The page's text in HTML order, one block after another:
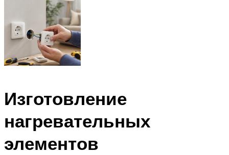
Изготовление
нагревательных
элементов